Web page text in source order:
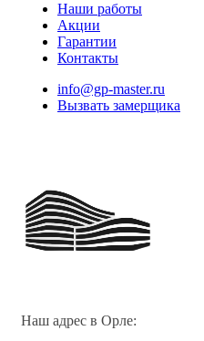
Наши работы
Акции
Гарантии
Контакты
info@gp-master.ru
Вызвать замерщика
Наш адрес в Орле: